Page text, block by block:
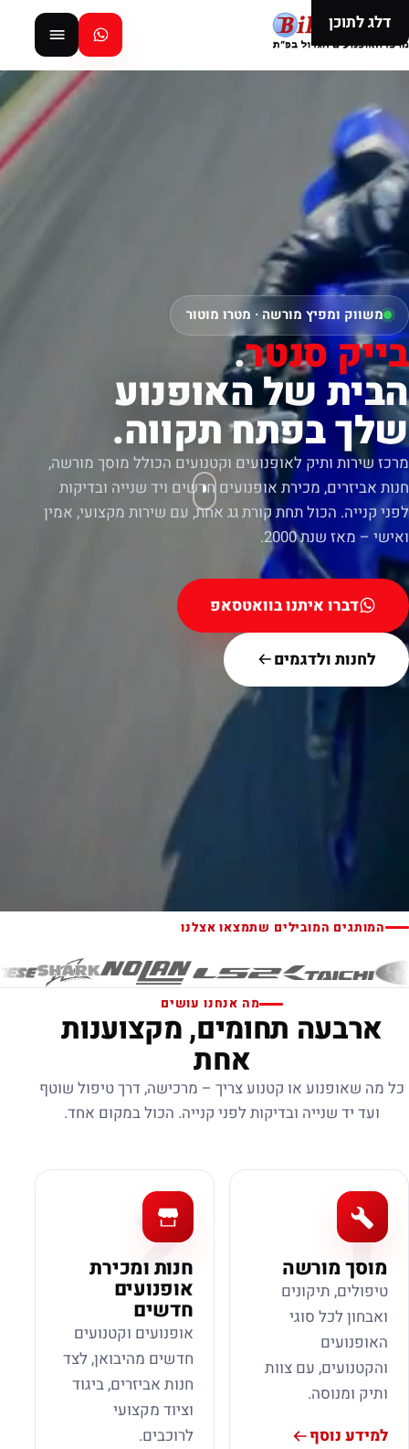
דלג לתוכן
משווק ומפיץ מורשה · מטרו מוטור
בייק סנטר.
הבית של האופנוע
שלך בפתח תקווה.
מרכז שירות ותיק לאופנועים וקטנועים הכולל מוסך מורשה,
חנות אביזרים, מכירת אופנועים חדשים ויד שנייה ובדיקות
לפני קנייה. הכול תחת קורת גג אחת, עם שירות מקצועי, אמין
ואישי – מאז שנת 2000.
דברו איתנו בוואטסאפ
לחנות ולדגמים
המותגים המובילים שתמצאו אצלנו
מה אנחנו עושים
ארבעה תחומים, מקצוענות
אחת
כל מה שאופנוע או קטנוע צריך – מרכישה, דרך טיפול שוטף
ועד יד שנייה ובדיקות לפני קנייה. הכול במקום אחד.
1
מוסך מורשה
טיפולים, תיקונים
ואבחון לכל סוגי
האופנועים
והקטנועים, עם צוות
ותיק ומנוסה.
למידע נוסף
2
חנות ומכירת
אופנועים
חדשים
אופנועים וקטנועים
חדשים מהיבואן, לצד
חנות אביזרים, ביגוד
וציוד מקצועי
לרוכבים.